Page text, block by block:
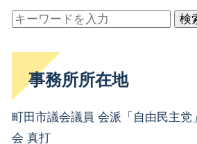
検
事務所所在地
町田市議会議員 会派「自由民主党
会 真打